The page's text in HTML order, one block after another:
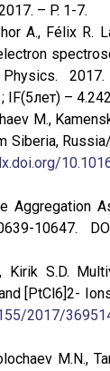
– P. 1-7.
A., Félix
Physics.
IF(5лет) –
M.,
Aggregation
10647.
Kirik S.D.
[PtCl6]2-
2017/
M.N.,